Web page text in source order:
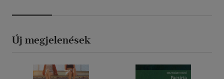
Új megjelenések